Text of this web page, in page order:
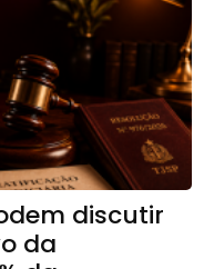
discutir
da